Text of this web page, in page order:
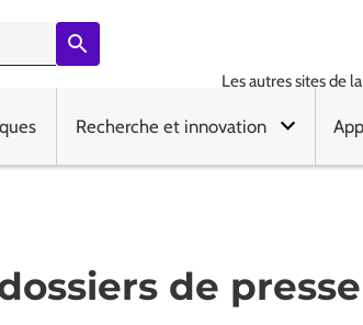
Les autres sites de
Recherche et innovation
de presse